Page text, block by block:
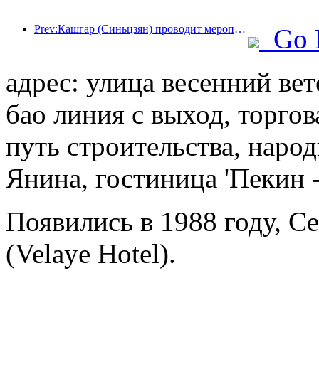
Prev:Кашгар (Синьцзян) проводит мероприятие по продвижению туризма с целью содействия межэтническому обмену.
Go
адрес: улица весенний
бао линия с выход,
путь строительства,
Янина, гостиница 'Пекин
Появились в 1988 году,
(Velaye Hotel).